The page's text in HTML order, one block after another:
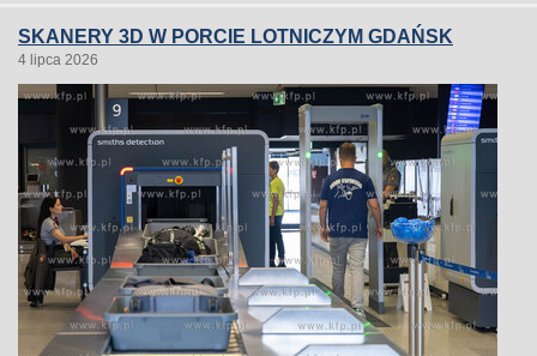
SKANERY 3D W PORCIE LOTNICZYM GDAŃSK
4 lipca 2026